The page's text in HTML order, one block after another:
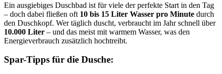
Ein ausgiebiges Duschbad ist für viele der perfekte Start in den Tag
– doch dabei fließen oft 10 bis 15 Liter Wasser pro Minute durch
den Duschkopf. Wer täglich duscht, verbraucht im Jahr schnell über
10.000 Liter – und das meist mit warmem Wasser, was den
Energieverbrauch zusätzlich hochtreibt.
Spar-Tipps für die Dusche: